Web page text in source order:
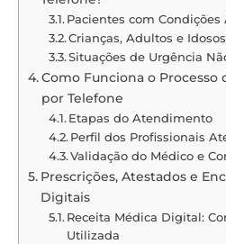
Pacientes com Condições
Crianças, Adultos e Idosos
Situações de Urgência
Como Funciona o Processo
por Telefone
Etapas do Atendimento
Perfil dos Profissionais
Validação do Médico e
Prescrições, Atestados e
Digitais
Receita Médica Digital:
Utilizada